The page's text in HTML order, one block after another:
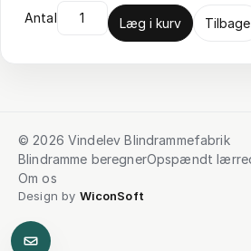
Antal Læg i kurv Tilbage
© 2026 Vindelev Blindrammefabrik
Blindramme beregnerOpspændt
Om os
Design by WiconSoft